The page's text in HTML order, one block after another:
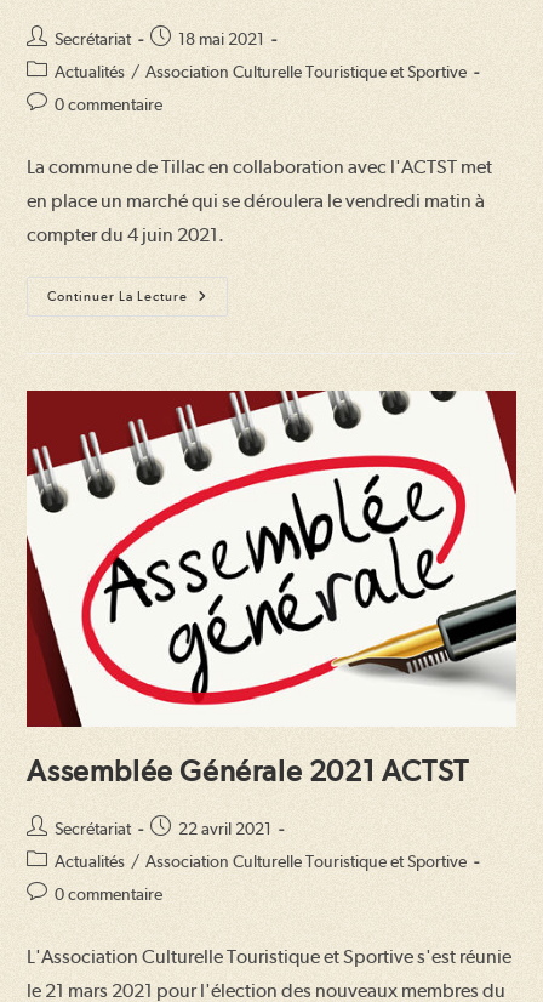
Auteur/autrice
de
publication :
Secrétariat
Publication
publiée :
18 mai 2021
Post
category:
Actualités / Association Culturelle Touristique et Sportive
Commentaires
publication :
0 commentaire
La commune de Tillac en collaboration avec l'ACTST met
en place un marché qui se déroulera le vendredi matin à
compter du 4 juin 2021.
Continuer La Lecture
Création
D’un
Assemblée Générale 2021 ACTST
Auteur/autrice
de
publication :
Secrétariat
Publication
publiée :
22 avril 2021
Post
category:
Actualités / Association Culturelle Touristique et Sportive
Commentaires
publication :
0 commentaire
L'Association Culturelle Touristique et Sportive s'est réunie
le 21 mars 2021 pour l'élection des nouveaux membres du